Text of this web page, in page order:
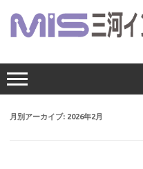
ス
キ
ッ
月別アーカイブ: 2026年2月